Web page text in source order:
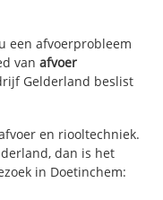
een afvoerprobleem
van afvoer
Gelderland beslist
en riooltechniek.
dan is het
in Doetinchem: